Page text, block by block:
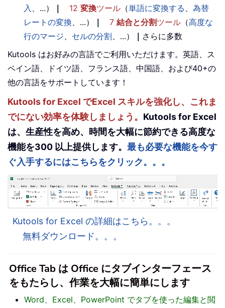
入 、...） ｜ 12 変換ツール （単語に変換する 、 為替
レートの変換、...） ｜ 7 結合と分割ツール （高度な
行のマージ、 セルの分割、...） ｜ さらに多数
Kutools はお好みの言語でご利用いただけます。英語、ス
ペイン語、ドイツ語、フランス語、中国語、および40+の
他の言語をサポートしています！
Kutools for Excel でExcel スキルを強化し、これま
でにない効率を体験しましょう。 Kutools for Excel
は、生産性を高め、時間を大幅に節約できる高度な
機能を300 以上提供します。 最も必要な機能を今す
ぐ入手するにはこちらをクリック。。。
Kutools for Excel の詳細はこちら。。。
無料ダウンロード。。。
Office Tab は Office にタブインターフェース
をもたらし、作業を大幅に簡単にします
Word、Excel、PowerPoint でタブを使った編集と閲